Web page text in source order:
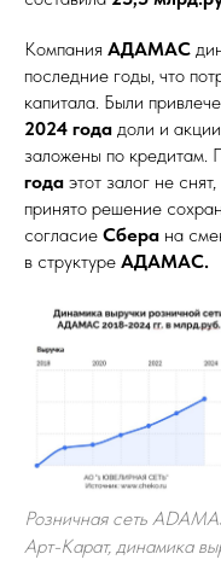
Компания АДАМАС
последние годы, что
капитала. Были
2024 года доли и
заложены по кредитам.
года этот залог не
принято решение
согласие Сбера на
в структуре АДАМАС.
Розничная сеть
Арт-Карат, динамика